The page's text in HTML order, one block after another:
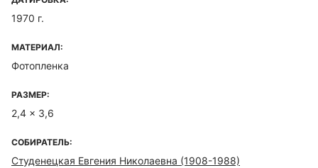
1970 г.
МАТЕРИАЛ:
Фотопленка
РАЗМЕР:
2,4 x 3,6
СОБИРАТЕЛЬ:
Студенецкая Евгения Николаевна (1908-1988)